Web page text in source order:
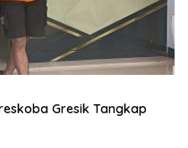
Gresik Tangkap